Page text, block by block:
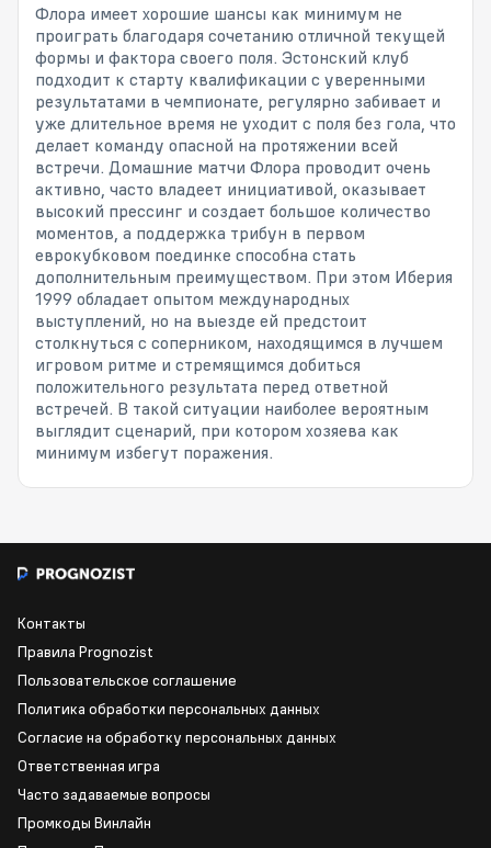
Флора имеет хорошие шансы как минимум не
проиграть благодаря сочетанию отличной текущей
формы и фактора своего поля. Эстонский клуб
подходит к старту квалификации с уверенными
результатами в чемпионате, регулярно забивает и
уже длительное время не уходит с поля без гола, что
делает команду опасной на протяжении всей
встречи. Домашние матчи Флора проводит очень
активно, часто владеет инициативой, оказывает
высокий прессинг и создает большое количество
моментов, а поддержка трибун в первом
еврокубковом поединке способна стать
дополнительным преимуществом. При этом Иберия
1999 обладает опытом международных
выступлений, но на выезде ей предстоит
столкнуться с соперником, находящимся в лучшем
игровом ритме и стремящимся добиться
положительного результата перед ответной
встречей. В такой ситуации наиболее вероятным
выглядит сценарий, при котором хозяева как
минимум избегут поражения.
Контакты
Правила Prognozist
Пользовательское соглашение
Политика обработки персональных данных
Согласие на обработку персональных данных
Ответственная игра
Часто задаваемые вопросы
Промкоды Винлайн